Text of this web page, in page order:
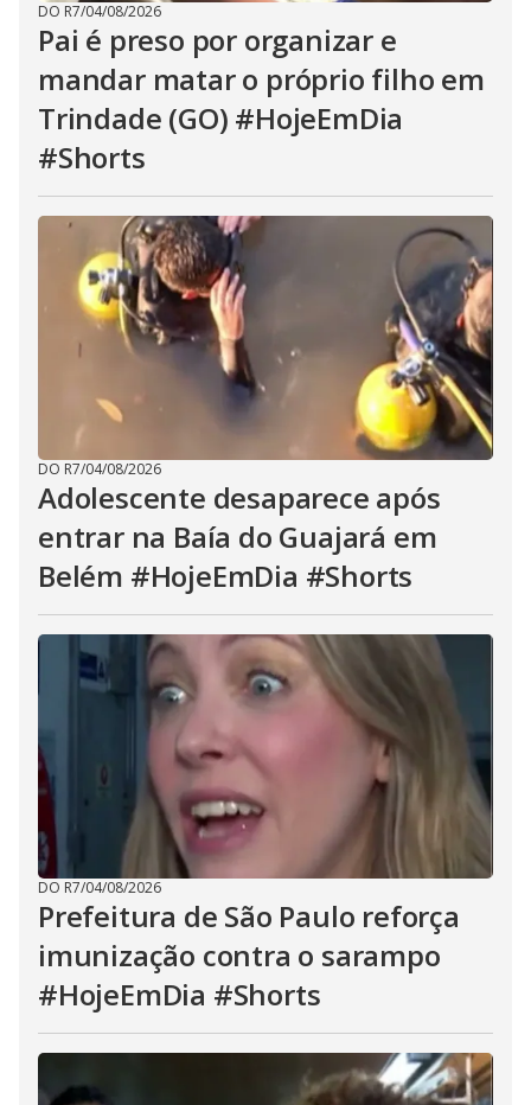
DO R7/04/08/2026
Pai é preso por organizar e
mandar matar o próprio filho em
Trindade (GO) #HojeEmDia
#Shorts
DO R7/04/08/2026
Adolescente desaparece após
entrar na Baía do Guajará em
Belém #HojeEmDia #Shorts
DO R7/04/08/2026
Prefeitura de São Paulo reforça
imunização contra o sarampo
#HojeEmDia #Shorts